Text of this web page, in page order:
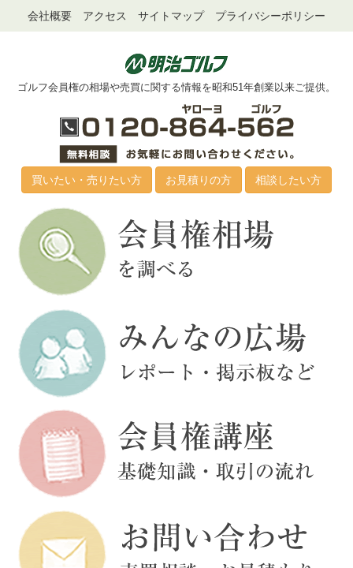
会社概要 アクセス サイトマップ プライバシーポリシー
ゴルフ会員権の相場や売買に関する情報を昭和51年創業以来ご提供。
買いたい・売りたい方 お見積りの方 相談したい方